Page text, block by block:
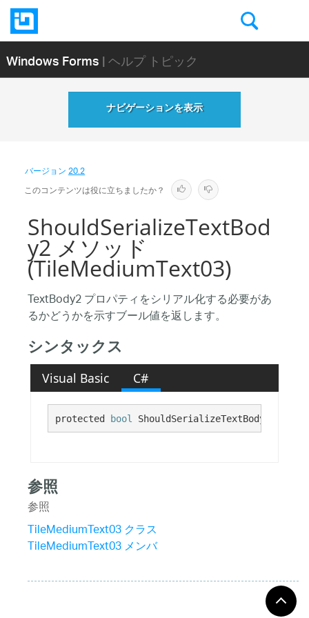
Windows Forms| ヘルプ トピック
ナビゲーションを表示
バージョン20.2
このコンテンツは役に立ちましたか？
ShouldSerializeTextBod
y2 メソッド
(TileMediumText03)
TextBody2 プロパティをシリアル化する必要があ
るかどうかを示すブール値を返します。
シンタックス
Visual Basic C#
protected bool ShouldSerializeTextBody2()
参照
参照
TileMediumText03 クラス
TileMediumText03 メンバ